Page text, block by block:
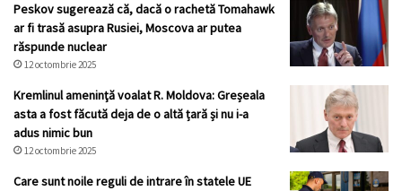
Peskov sugerează că, dacă o rachetă Tomahawk
ar fi trasă asupra Rusiei, Moscova ar putea
răspunde nuclear
12 octombrie 2025
Kremlinul ameninţă voalat R. Moldova: Greșeala
asta a fost făcută deja de o altă țară și nu i-a
adus nimic bun
12 octombrie 2025
Care sunt noile reguli de intrare în statele UE